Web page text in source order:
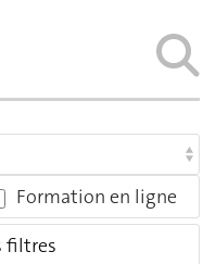
Formation en ligne
filtres